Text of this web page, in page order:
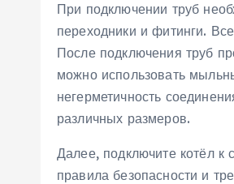
При подключении труб
переходники и фитинги.
После подключения труб
можно использовать
негерметичность
различных размеров.
Далее, подключите котёл к
правила безопасности и